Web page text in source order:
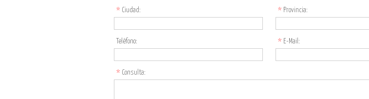
* Ciudad:
Teléfono:
* Provincia:
* E-Mail:
* Consulta: